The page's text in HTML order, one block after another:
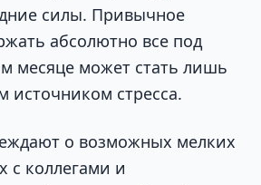
силы. Привычное
абсолютно все под
месяце может стать лишь
источником стресса.
о возможных мелких
с коллегами и